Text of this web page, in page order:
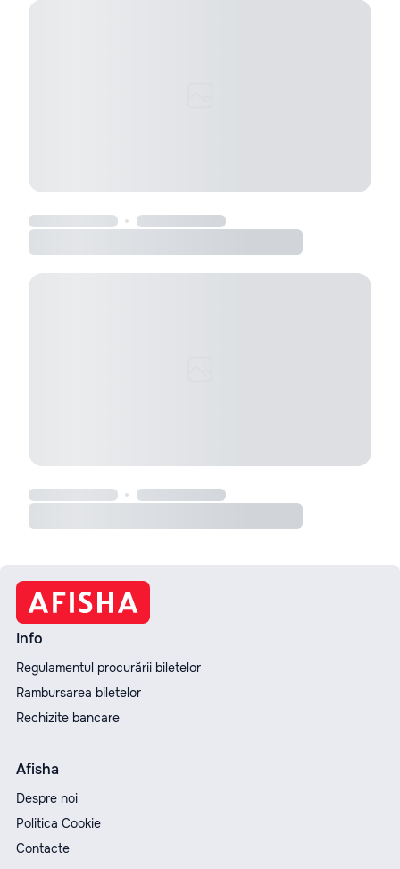
Info
Regulamentul procurării biletelor
Rambursarea biletelor
Rechizite bancare
Afisha
Despre noi
Politica Cookie
Contacte